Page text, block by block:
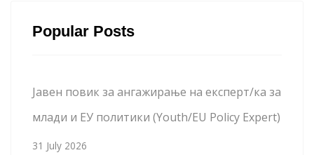
Popular Posts
Јавен повик за ангажирање на експерт/ка за
млади и ЕУ политики (Youth/EU Policy Expert)
31 July 2026